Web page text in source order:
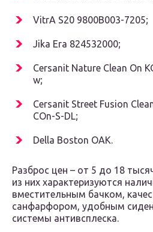
VitrA S20 9800B003-7205;
Jika Era 824532000;
Cersanit Nature Clean On
w;
Cersanit Street Fusion
COn-S-DL;
Della Boston OAK.
Разброс цен – от 5 до 18
из них характеризуются
вместительным бачком,
санфарфором, удобным
системы антивсплеска.